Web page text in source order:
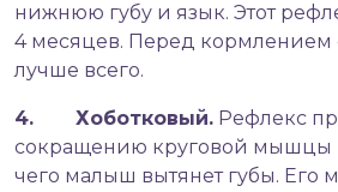
нижнюю губу и язык. Этот
4 месяцев. Перед кормлением
лучше всего.
4. Хоботковый. Рефлекс
сокращению круговой мышцы
чего малыш вытянет губы. Его